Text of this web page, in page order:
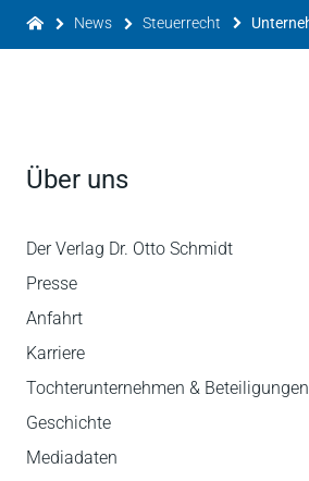
News Steuerrecht
Über uns
Der Verlag Dr. Otto Schmidt
Presse
Anfahrt
Karriere
Tochterunternehmen & Beteiligungen
Geschichte
Mediadaten